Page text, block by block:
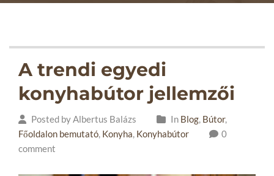
A trendi egyedi
konyhabútor jellemzői
Posted by Albertus Balázs In Blog Bútor,
Főoldalon bemutató Konyha Konyhabútor
0
comment